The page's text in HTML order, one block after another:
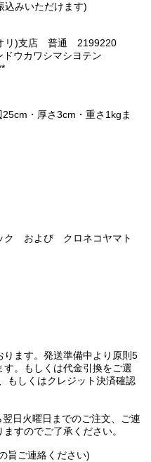
みいただけます)
リ)支店 普通 2199220
ウカワシマシヨテン
・厚さ3cm・重さ1kgま
ク および クロネコヤマト
ます。発送準備中より原則5
。もしくは代金引換をご選
もしくはクレジット決済確認
日火曜日までのご注文、ご連
すのでご了承ください。
旨ご連絡ください)